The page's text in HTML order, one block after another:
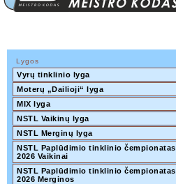
Lygos
Vyrų tinklinio lyga
Moterų „Dailioji“ lyga
MIX lyga
NSTL Vaikinų lyga
NSTL Merginų lyga
NSTL Paplūdimio tinklinio čempionatas
2026 Vaikinai
NSTL Paplūdimio tinklinio čempionatas
2026 Merginos